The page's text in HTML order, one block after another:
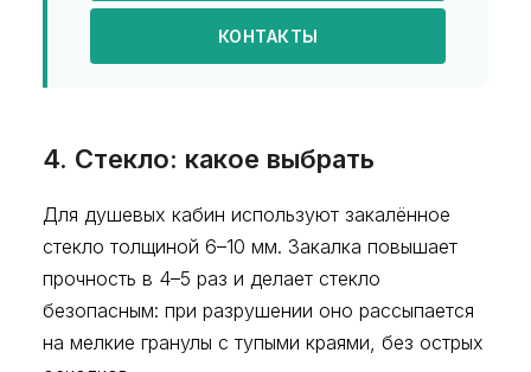
КОНТАКТЫ
4. Стекло: какое выбрать
Для душевых кабин используют закалённое
стекло толщиной 6–10 мм. Закалка повышает
прочность в 4–5 раз и делает стекло
безопасным: при разрушении оно рассыпается
на мелкие гранулы с тупыми краями, без острых